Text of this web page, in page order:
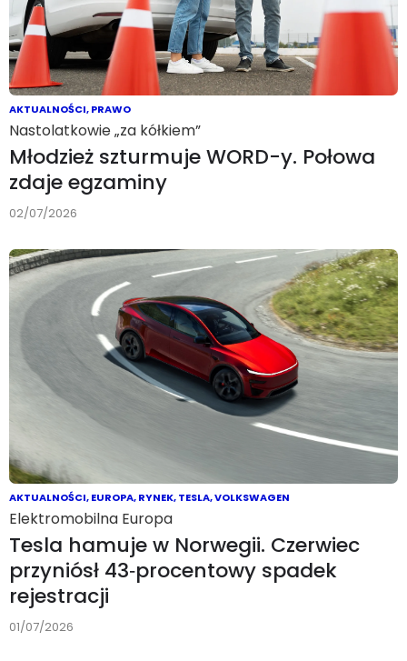
AKTUALNOŚCI,PRAWO
Nastolatkowie „za kółkiem”
Młodzież szturmuje WORD-y. Połowa
zdaje egzaminy
02/07/2026
AKTUALNOŚCI,EUROPA,RYNEK,TESLA,VOLKSWAGEN
Elektromobilna Europa
Tesla hamuje w Norwegii. Czerwiec
przyniósł 43‑procentowy spadek
rejestracji
01/07/2026